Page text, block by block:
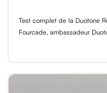
Test complet de la Duotone
Fourcade, ambassadeur